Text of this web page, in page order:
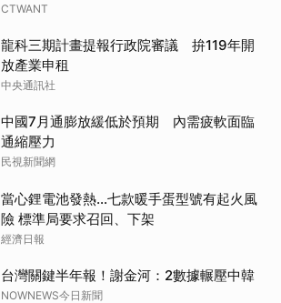
CTWANT
龍科三期計畫提報行政院審議 拚119年開
放產業申租
中央通訊社
中國7月通膨放緩低於預期 內需疲軟面臨
通縮壓力
民視新聞網
當心鋰電池發熱…七款暖手蛋型號有起火風
險 標準局要求召回、下架
經濟日報
台灣關鍵半年報！謝金河：2數據輾壓中韓
NOWNEWS今日新聞